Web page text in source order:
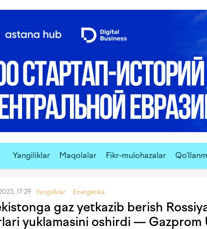
Yangiliklar Maqolalar Fikr-mulohazalar
17:29 Yangiliklar Energetika
gaz yetkazib berish
yuklamasini oshirdi — Gazprom